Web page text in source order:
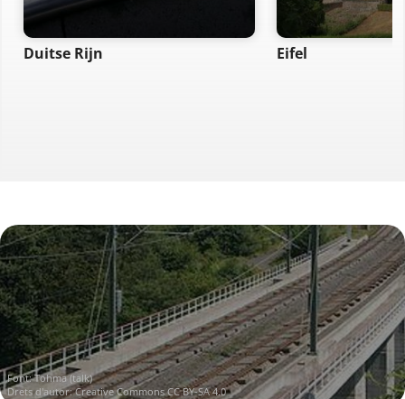
Duitse Rijn Eifel
Font:Tohma (talk)
Drets d'autor:Creative Commons CC BY-SA 4.0